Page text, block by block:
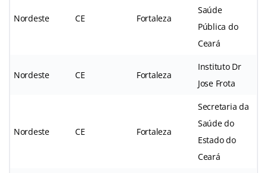
Nordeste CE Fortaleza
Saúde
Pública do
Ceará
Nordeste CE Fortaleza
Instituto Dr
Jose Frota
Nordeste CE Fortaleza
Secretaria da
Saúde do
Estado do
Ceará